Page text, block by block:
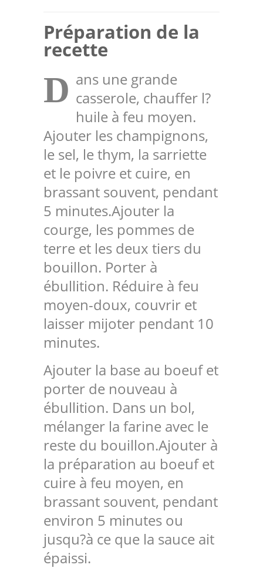
Préparation de la
recette
D ans une grande
casserole, chauffer l?
huile à feu moyen.
Ajouter les champignons,
le sel, le thym, la sarriette
et le poivre et cuire, en
brassant souvent, pendant
5 minutes.Ajouter la
courge, les pommes de
terre et les deux tiers du
bouillon. Porter à
ébullition. Réduire à feu
moyen-doux, couvrir et
laisser mijoter pendant 10
minutes.
Ajouter la base au boeuf et
porter de nouveau à
ébullition. Dans un bol,
mélanger la farine avec le
reste du bouillon.Ajouter à
la préparation au boeuf et
cuire à feu moyen, en
brassant souvent, pendant
environ 5 minutes ou
jusqu?à ce que la sauce ait
épaissi.